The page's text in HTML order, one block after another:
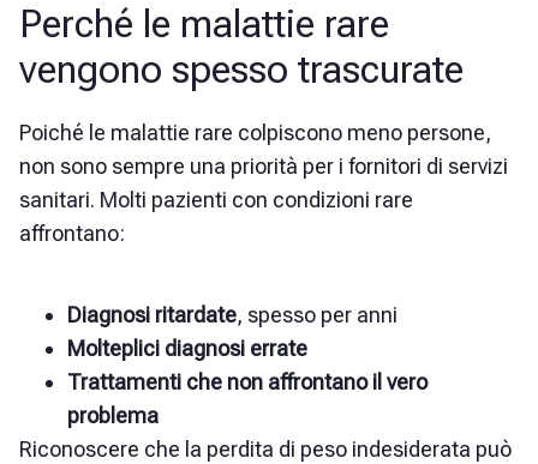
Perché le malattie rare
vengono spesso trascurate
Poiché le malattie rare colpiscono meno persone,
non sono sempre una priorità per i fornitori di servizi
sanitari. Molti pazienti con condizioni rare
affrontano:
Diagnosi ritardate, spesso per anni
Molteplici diagnosi errate
Trattamenti che non affrontano il vero
problema
Riconoscere che la perdita di peso indesiderata può